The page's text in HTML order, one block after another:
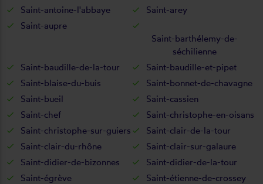
Saint-antoine-l'abbaye
Saint-arey
Saint-aupre
Saint-barthélemy-de-
séchilienne
Saint-baudille-de-la-tour
Saint-baudille-et-pipet
Saint-blaise-du-buis
Saint-bonnet-de-chavagne
Saint-bueil
Saint-cassien
Saint-chef
Saint-christophe-en-oisans
Saint-christophe-sur-guiers
Saint-clair-de-la-tour
Saint-clair-du-rhône
Saint-clair-sur-galaure
Saint-didier-de-bizonnes
Saint-didier-de-la-tour
Saint-égrève
Saint-étienne-de-crossey